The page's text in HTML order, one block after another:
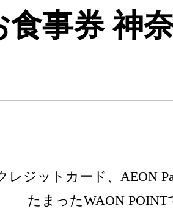
食事券 神
レジットカード、AEON
たまったWAON POINT